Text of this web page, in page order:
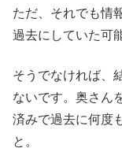
ただ、それでも情
過去にしていた可
そうでなければ、
ないです。奥さん
済みで過去に何度
と。